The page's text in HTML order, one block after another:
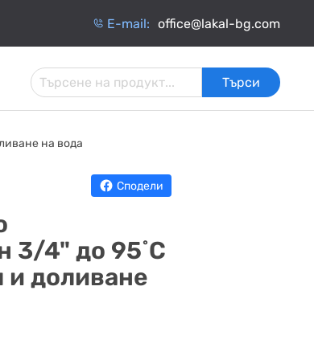
Е-mail: office@lakal-bg.com
ТОПЛОИЗОЛАЦИЯ
Търси
на вода
Сподели
3/4" до 95˚C
доливане